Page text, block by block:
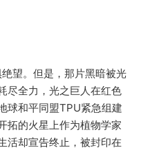
望。但是，那片黑暗被光
尽全力，光之巨人在红色
球和平同盟TPU紧急组建
拓的火星上作为植物学家
活却宣告终止，被封印在